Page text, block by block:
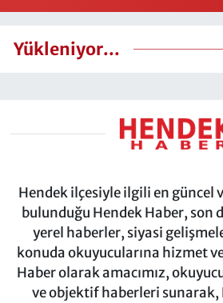
Yükleniyor...
Hendek ilçesiyle ilgili en güncel
bulunduğu Hendek Haber, son
yerel haberler, siyasi
konuda okuyucularına hizmet
Haber olarak amacımız,
ve objektif haberleri sunarak,